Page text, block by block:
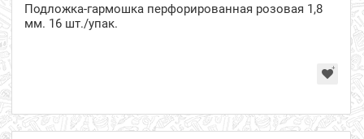
Подложка-гармошка перфорированная розовая 1,8
мм. 16 шт./упак.